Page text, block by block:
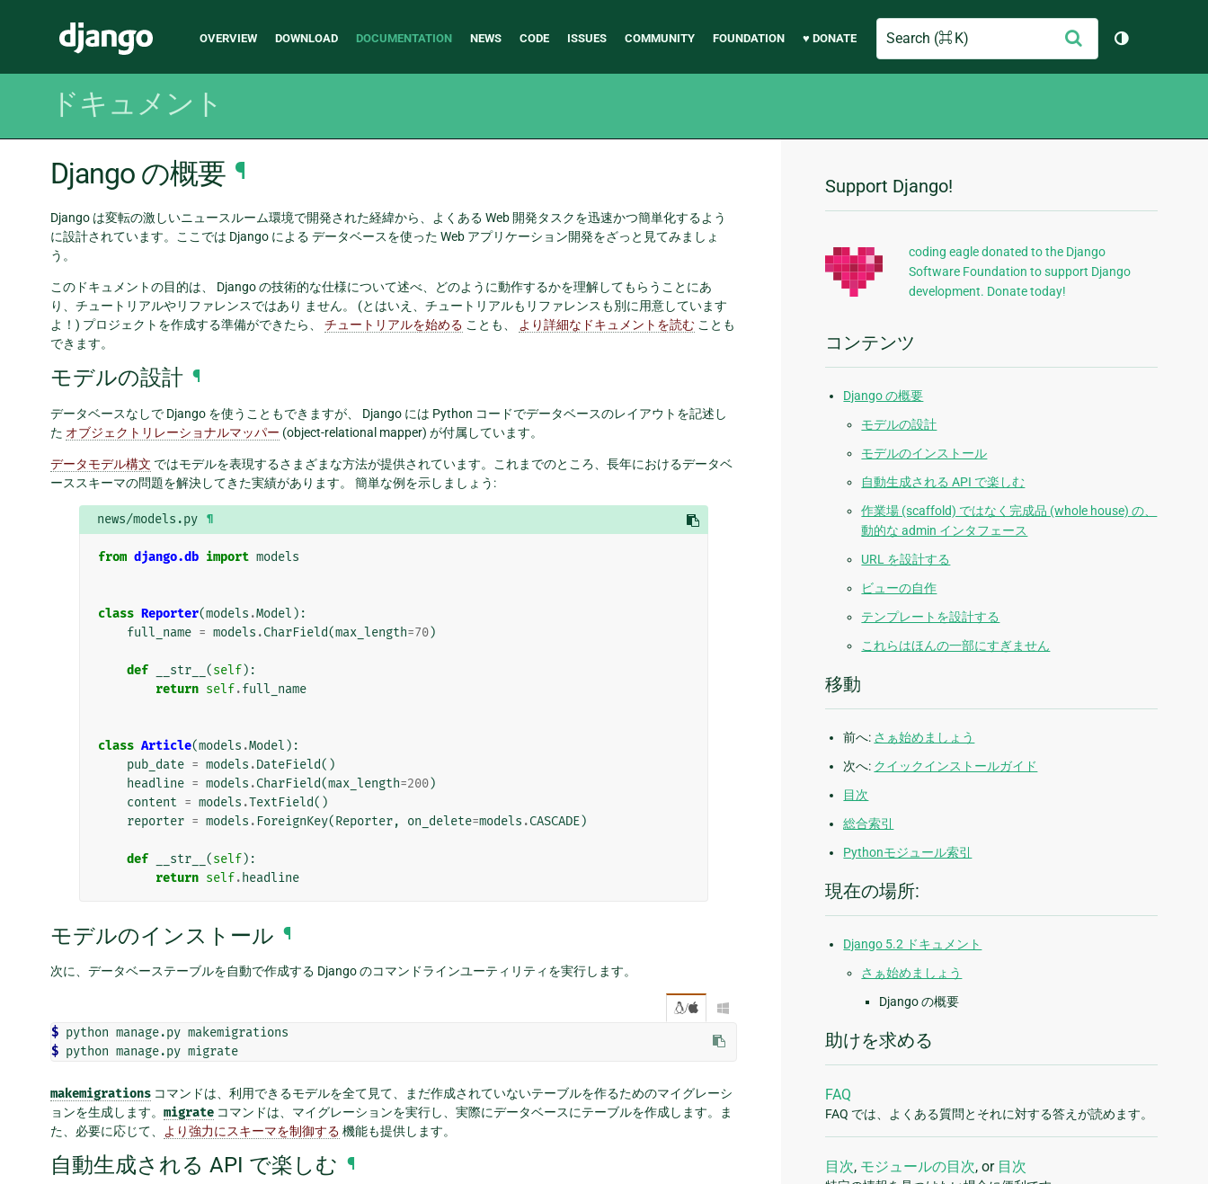
Django
Main
OVERVIEW DOWNLOAD DOCUMENTATION NEWS CODE ISSUES COMMUNITY FOUNDATION ♥ DONATE
Search
信
テーマを切
ドキュメント
Django の概要 ¶
Django は変転の激しいニュースルーム環境で開発された経緯から、よくある Web 開発タスクを迅速かつ簡単化するよう
に設計されています。ここでは Django による データベースを使った Web アプリケーション開発をざっと見てみましょ
う。
このドキュメントの目的は、 Django の技術的な仕様について述べ、どのように動作するかを理解してもらうことにあ
り、チュートリアルやリファレンスではあり ません。 (とはいえ、チュートリアルもリファレンスも別に用意しています
よ！) プロジェクトを作成する準備ができたら、 チュートリアルを始める ことも、 より詳細なドキュメントを読む ことも
できます。
モデルの設計 ¶
データベースなしで Django を使うこともできますが、 Django には Python コードでデータベースのレイアウトを記述し
た オブジェクトリレーショナルマッパー (object-relational mapper) が付属しています。
データモデル構文 ではモデルを表現するさまざまな方法が提供されています。これまでのところ、長年におけるデータベ
ーススキーマの問題を解決してきた実績があります。 簡単な例を示しましょう:
news/models.py ¶
from django.db import models
class Reporter(models .Model ):
full_name = models .CharField(max_length=70)
def __str__ (self):
return self.full_name
class Article(models .Model ):
pub_date = models .DateField()
headline = models .CharField(max_length=200)
content = models .TextField()
reporter = models . ForeignKey(Reporter, on_delete=models .CASCADE)
def __str__ (self):
return self. headline
モデルのインストール ¶
次に、データベーステーブルを自動で作成する Django のコマンドラインユーティリティを実行します。
/ 
$ python manage.py
$ python manage.py
makemigrations コマンドは、利用できるモデルを全て見て、まだ作成されていないテーブルを作るためのマイグレーシ
ョンを生成します。 migrate コマンドは、マイグレーションを実行し、実際にデータベースにテーブルを作成します。ま
た、必要に応じて、
より強力にスキーマを制御する 機能も提供します。
自動生成される API で楽しむ ¶
追
加
的
な
報
Support Django!
coding eagle donated to the Django
Software Foundation to support Django
development. Donate today!
コンテンツ
Django の概要
モデルの設計
モデルのインストール
自動生成される API で楽しむ
作業場 (scaffold) ではなく完成品 (whole house) の、
動的な admin インタフェース
URL を設計する
ビューの自作
テンプレートを設計する
これらはほんの一部にすぎません
移動
前へ: さぁ始めましょう
次へ: クイックインストールガイド
目次
総合索引
Pythonモジュール索引
現在の場所:
Django 5.2 ドキュメント
さぁ始めましょう
Django の概要
助けを求める
FAQ
FAQ では、よくある質問とそれに対する答えが読めます。
目次, モジュールの目次, or 目次